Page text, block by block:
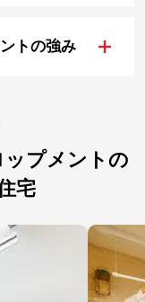
トの強み +
プメントの
宅